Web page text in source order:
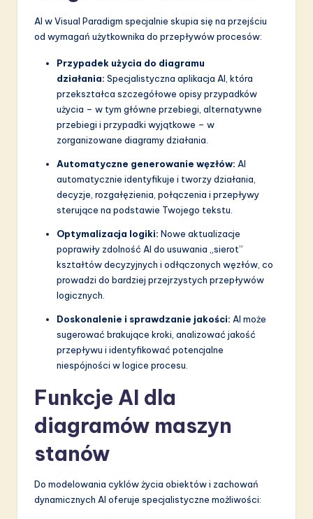
AI w Visual Paradigm specjalnie skupia się na przejściu
od wymagań użytkownika do przepływów procesów:
Przypadek użycia do diagramu
działania: Specjalistyczna aplikacja AI, która
przekształca szczegółowe opisy przypadków
użycia – w tym główne przebiegi, alternatywne
przebiegi i przypadki wyjątkowe – w
zorganizowane diagramy działania.
Automatyczne generowanie węzłów: AI
automatycznie identyfikuje i tworzy działania,
decyzje, rozgałęzienia, połączenia i przepływy
sterujące na podstawie Twojego tekstu.
Optymalizacja logiki: Nowe aktualizacje
poprawiły zdolność AI do usuwania „sierot”
kształtów decyzyjnych i odłączonych węzłów, co
prowadzi do bardziej przejrzystych przepływów
logicznych.
Doskonalenie i sprawdzanie jakości: AI może
sugerować brakujące kroki, analizować jakość
przepływu i identyfikować potencjalne
niespójności w logice procesu.
Funkcje AI dla
diagramów maszyn
stanów
Do modelowania cyklów życia obiektów i zachowań
dynamicznych AI oferuje specjalistyczne możliwości: